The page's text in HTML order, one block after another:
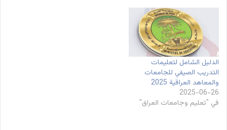
الدليل الشامل لتعليمات
التدريب الصيفي للجامعات
والمعاهد العراقية 2025
2025-06-26
في "تعليم وجامعات العراق"